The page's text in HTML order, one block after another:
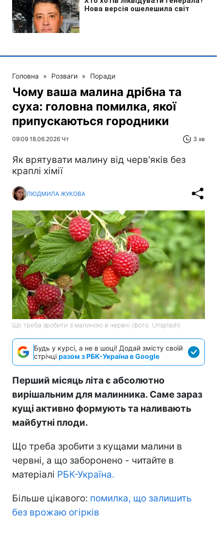
Головна » Розваги » Поради
Чому ваша малина дрібна та
суха: головна помилка, якої
припускаються городники
09:09 18.06.2026 Чт 3 хв
Як врятувати малину від черв'яків без
краплі хімії
ЛЮДМИЛА ЖУКОВА
Що треба зробити з малиною в червні (фото: Unsplash)
Будь у курсі, а не в шоці! Додай змісту своїй
стрічці разом з РБК-Україна в Google
Перший місяць літа є абсолютно
вирішальним для малинника. Саме зараз
кущі активно формують та наливають
майбутні плоди.
Що треба зробити з кущами малини в
червні, а що заборонено - читайте в
матеріалі РБК-Україна.
Більше цікавого: помилка, що залишить
без врожаю огірків